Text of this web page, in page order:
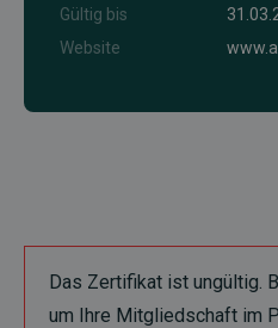
Gültig bis
Website
Das Zertifikat ist ungültig.
um Ihre Mitgliedschaft im